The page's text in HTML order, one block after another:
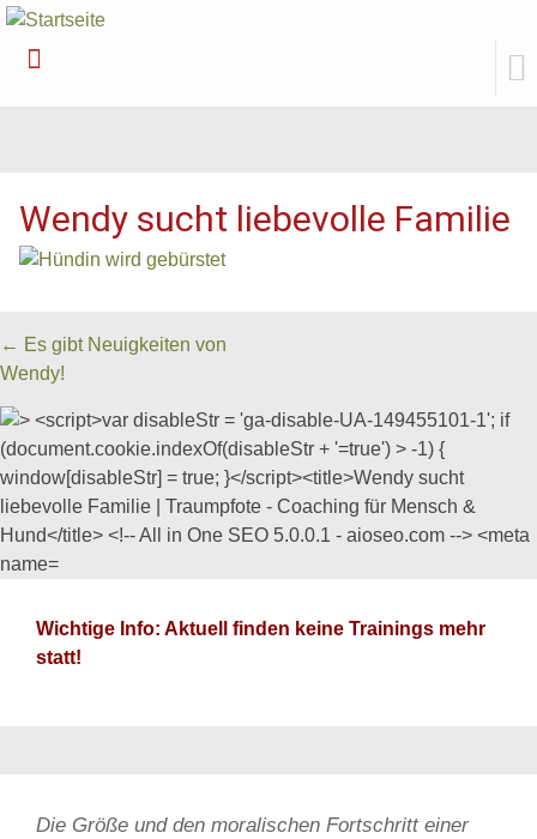
Wendy sucht liebevolle Familie
Beitrags
Navigation
← Es gibt Neuigkeiten von
Wendy!
Wichtige Info: Aktuell finden keine Trainings mehr
statt!
Die Größe und den moralischen Fortschritt einer